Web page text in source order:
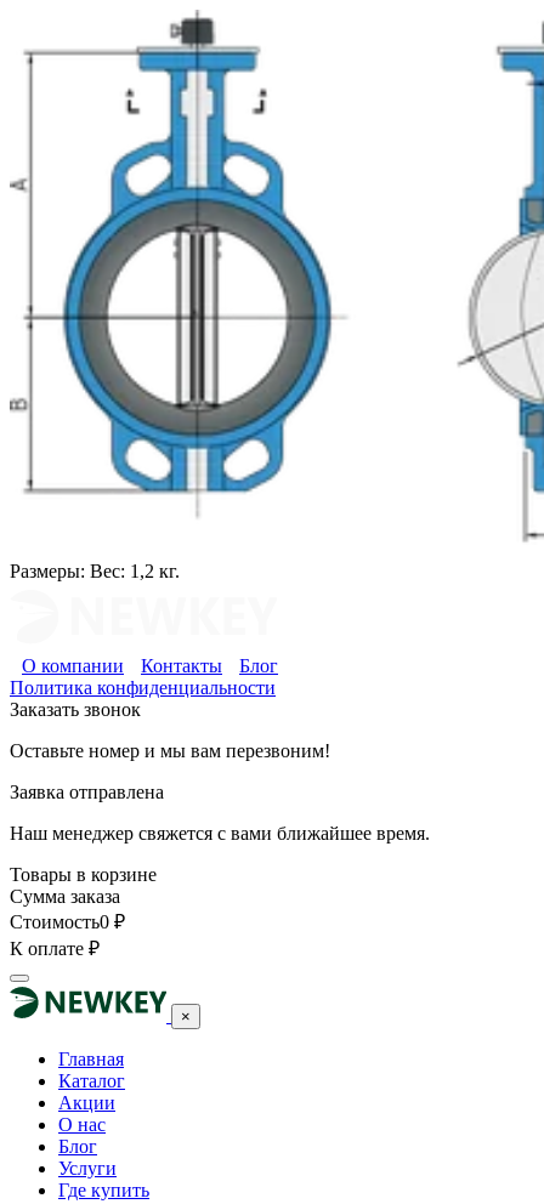
Размеры: Вес: 1,2 кг.
О компании Контакты
Блог
Политика конфиденциальности
Заказать звонок
Оставьте номер и мы вам перезвоним!
Заявка отправлена
Наш менеджер свяжется с вами ближайшее время.
Товары в корзине
Сумма заказа
Стоимость0 ₽
К оплате ₽
×
Главная
Каталог
Акции
О нас
Блог
Услуги
Где купить